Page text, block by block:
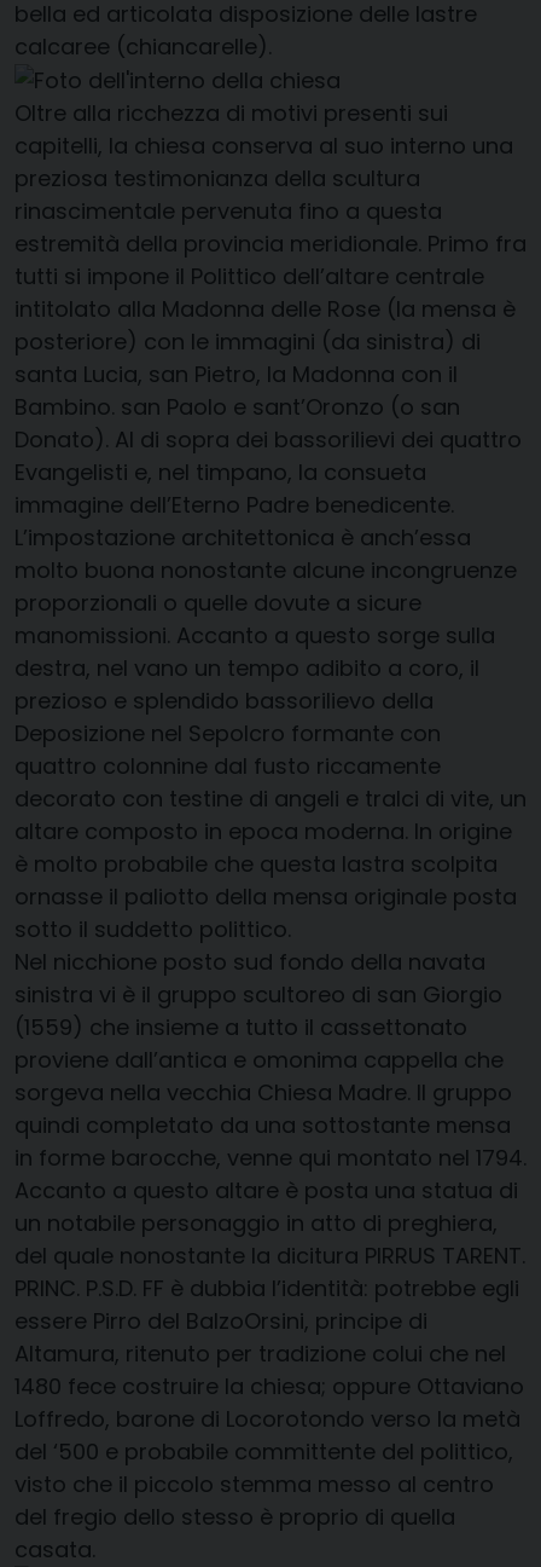
bella ed articolata disposizione delle lastre
calcaree (chiancarelle).
Oltre alla ricchezza di motivi presenti sui
capitelli, la chiesa conserva al suo interno una
preziosa testimonianza della scultura
rinascimentale pervenuta fino a questa
estremità della provincia meridionale. Primo fra
tutti si impone il Polittico dell’altare centrale
intitolato alla Madonna delle Rose (la mensa è
posteriore) con le immagini (da sinistra) di
santa Lucia, san Pietro, la Madonna con il
Bambino. san Paolo e sant’Oronzo (o san
Donato). Al di sopra dei bassorilievi dei quattro
Evangelisti e, nel timpano, la consueta
immagine dell’Eterno Padre benedicente.
L’impostazione architettonica è anch’essa
molto buona nonostante alcune incongruenze
proporzionali o quelle dovute a sicure
manomissioni. Accanto a questo sorge sulla
destra, nel vano un tempo adibito a coro, il
prezioso e splendido bassorilievo della
Deposizione nel Sepolcro formante con
quattro colonnine dal fusto riccamente
decorato con testine di angeli e tralci di vite, un
altare composto in epoca moderna. In origine
è molto probabile che questa lastra scolpita
ornasse il paliotto della mensa originale posta
sotto il suddetto polittico.
Nel nicchione posto sud fondo della navata
sinistra vi è il gruppo scultoreo di san Giorgio
(1559) che insieme a tutto il cassettonato
proviene dall’antica e omonima cappella che
sorgeva nella vecchia Chiesa Madre. Il gruppo
quindi completato da una sottostante mensa
in forme barocche, venne qui montato nel 1794.
Accanto a questo altare è posta una statua di
un notabile personaggio in atto di preghiera,
del quale nonostante la dicitura PIRRUS TARENT.
PRINC. P.S.D. FF è dubbia l’identità: potrebbe egli
essere Pirro del BalzoOrsini, principe di
Altamura, ritenuto per tradizione colui che nel
1480 fece costruire la chiesa; oppure Ottaviano
Loffredo, barone di Locorotondo verso la metà
del ‘500 e probabile committente del polittico,
visto che il piccolo stemma messo al centro
del fregio dello stesso è proprio di quella
casata.